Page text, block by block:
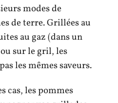
modes de
de terre. Grillées au
au gaz (dans un
sur le gril, les
les mêmes saveurs.
cas, les pommes